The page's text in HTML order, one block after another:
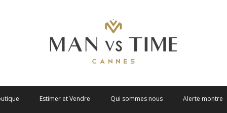
Estimer et Vendre Qui sommes nous Alerte montre